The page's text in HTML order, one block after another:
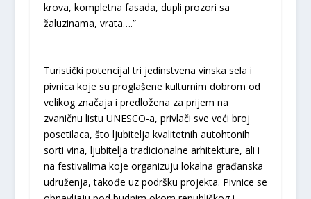
krova, kompletna fasada, dupli prozori sa
žaluzinama, vrata….”
Turistički potencijal tri jedinstvena vinska sela i
pivnica koje su proglašene kulturnim dobrom od
velikog značaja i predložena za prijem na
zvaničnu listu UNESCO-a, privlači sve veći broj
posetilaca, što ljubitelja kvalitetnih autohtonih
sorti vina, ljubitelja tradicionalne arhitekture, ali i
na festivalima koje organizuju lokalna građanska
udruženja, takođe uz podršku projekta. Pivnice se